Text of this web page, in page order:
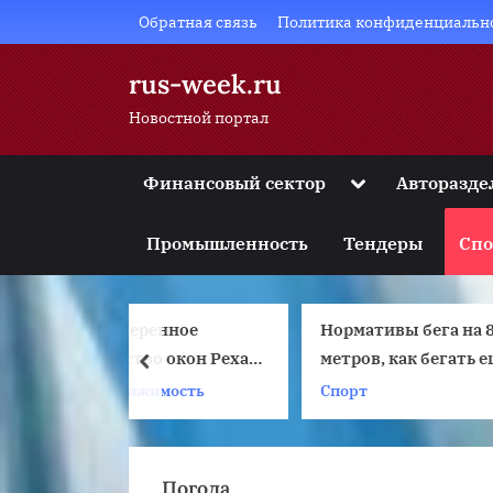
to
Обратная связь Политика
rus-week.ru
Новостной портал
Финансовый сектор Toggle
Toggle
menu
Toggle
menu
Toggle
sub-
menu
sub-
Промышленность Тендеры
окон Рехау
Нормативы бега на 800
метров, как бегать еще
быстрее
Спорт
prev